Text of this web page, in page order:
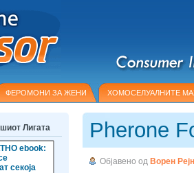
ФЕРОМОНИ ЗА ЖЕНИ ХОМОСЕЛУАЛНИТЕ
Pherone
Објавено од Ворен
Лигата
ebook:
секоја